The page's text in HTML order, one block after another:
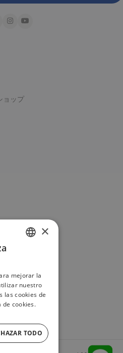
ョップ
JA
×
mejorar la
nuestro
las cookies de
de cookies.
TODO